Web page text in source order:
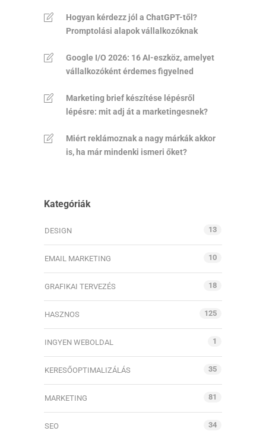
Hogyan kérdezz jól a ChatGPT-től?
Promptolási alapok vállalkozóknak
Google I/O 2026: 16 AI-eszköz, amelyet
vállalkozóként érdemes figyelned
Marketing brief készítése lépésről
lépésre: mit adj át a marketingesnek?
Miért reklámoznak a nagy márkák akkor
is, ha már mindenki ismeri őket?
Kategóriák
DESIGN 13
EMAIL MARKETING 10
GRAFIKAI TERVEZÉS 18
HASZNOS 125
INGYEN WEBOLDAL 1
KERESŐOPTIMALIZÁLÁS 35
MARKETING 81
SEO 34